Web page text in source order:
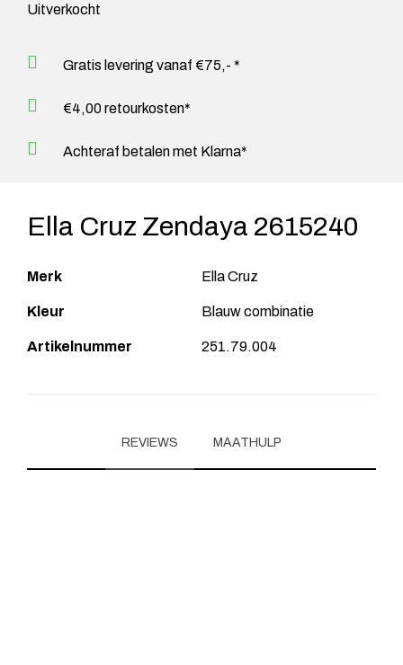
Uitverkocht
Gratis levering vanaf €75,- *
€4,00 retourkosten*
Achteraf betalen met Klarna*
Ella Cruz Zendaya 2615240
Merk Ella Cruz
Kleur Blauw combinatie
Artikelnummer 251.79.004
REVIEWS MAATHULP